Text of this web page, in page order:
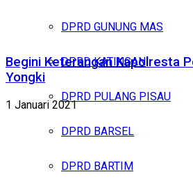
DPRD GUNUNG MAS
DPRD KATINGAN
DPRD PULANG PISAU
DPRD BARSEL
DPRD BARTIM
Begini Keterangan Kapolresta
Yongki
1 Januari 2021